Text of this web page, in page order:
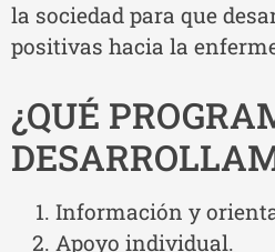
la sociedad para que
positivas hacia la
¿QUÉ
Información y
Apoyo individual.